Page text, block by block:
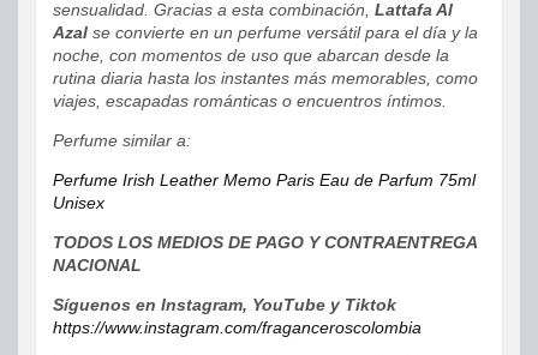
sensualidad. Gracias a esta combinación, Lattafa Al
Azal se convierte en un perfume versátil para el día y la
noche, con momentos de uso que abarcan desde la
rutina diaria hasta los instantes más memorables, como
viajes, escapadas románticas o encuentros íntimos.
Perfume similar a:
Perfume Irish Leather Memo Paris Eau de Parfum 75ml
Unisex
TODOS LOS MEDIOS DE PAGO Y CONTRAENTREGA
NACIONAL
Síguenos en Instagram, YouTube y Tiktok
https://www.instagram.com/fraganceroscolombia